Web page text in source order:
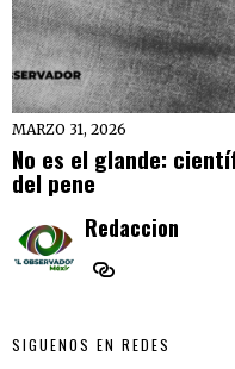
MARZO 31, 2026
No es el glande:
del pene
Redaccion
SIGUENOS EN REDES